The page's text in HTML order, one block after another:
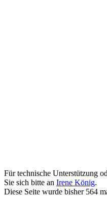
Für technische Unterstützung
Sie sich bitte an Irene König.
Diese Seite wurde bisher 564